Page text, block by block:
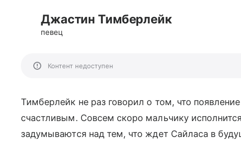
Джастин Тимберлейк
певец
Контент недоступен
Тимберлейк не раз говорил о том, что
счастливым. Совсем скоро мальчику
задумываются над тем, что ждет Сайласа в